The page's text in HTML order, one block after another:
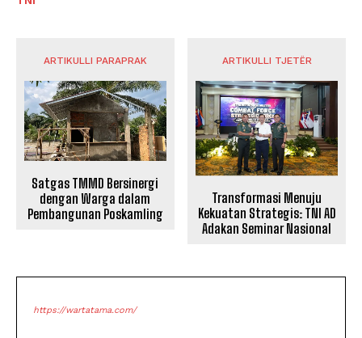
ARTIKULLI PARAPRAK
Satgas TMMD Bersinergi
dengan Warga dalam
Pembangunan Poskamling
ARTIKULLI TJETËR
Transformasi Menuju
Kekuatan Strategis: TNI AD
Adakan Seminar Nasional
https://wartatama.com/